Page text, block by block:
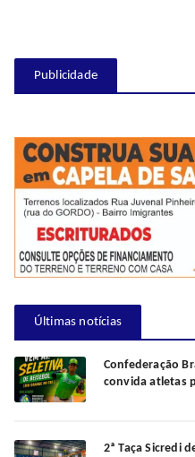
Publicidade
Últimas notícias
Confederação
convida atletas
2ª Taça Sicredi